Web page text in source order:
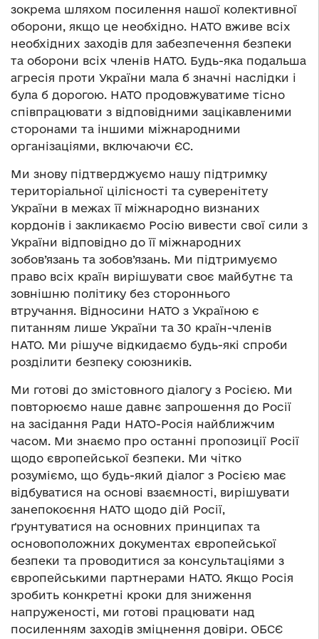
зокрема шляхом посилення нашої колективної
оборони, якщо це необхідно. НАТО вживе всіх
необхідних заходів для забезпечення безпеки
та оборони всіх членів НАТО. Будь-яка подальша
агресія проти України мала б значні наслідки і
була б дорогою. НАТО продовжуватиме тісно
співпрацювати з відповідними зацікавленими
сторонами та іншими міжнародними
організаціями, включаючи ЄС.
Ми знову підтверджуємо нашу підтримку
територіальної цілісності та суверенітету
України в межах її міжнародно визнаних
кордонів і закликаємо Росію вивести свої сили з
України відповідно до її міжнародних
зобов’язань та зобов’язань. Ми підтримуємо
право всіх країн вирішувати своє майбутнє та
зовнішню політику без стороннього
втручання. Відносини НАТО з Україною є
питанням лише України та 30 країн-членів
НАТО. Ми рішуче відкидаємо будь-які спроби
розділити безпеку союзників.
Ми готові до змістовного діалогу з Росією. Ми
повторюємо наше давнє запрошення до Росії
на засідання Ради НАТО-Росія найближчим
часом. Ми знаємо про останні пропозиції Росії
щодо європейської безпеки. Ми чітко
розуміємо, що будь-який діалог з Росією має
відбуватися на основі взаємності, вирішувати
занепокоєння НАТО щодо дій Росії,
ґрунтуватися на основних принципах та
основоположних документах європейської
безпеки та проводитися за консультаціями з
європейськими партнерами НАТО. Якщо Росія
зробить конкретні кроки для зниження
напруженості, ми готові працювати над
посиленням заходів зміцнення довіри. ОБСЄ